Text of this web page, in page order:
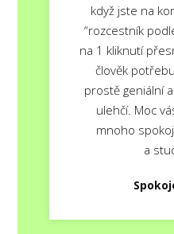
když jste na
“rozcestník
na 1 kliknutí
člověk
prostě geniální
ulehčí. Moc
mnoho
a